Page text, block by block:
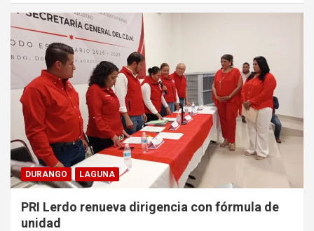
DURANGO LAGUNA
PRI Lerdo renueva dirigencia con fórmula de
unidad